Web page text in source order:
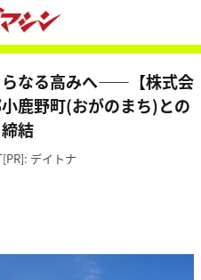
らなる高みへ――【株式会
鹿野町(おがのまち)との
結
デイトナ